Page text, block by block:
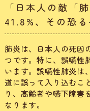
「日本人の敵「
41.8%、その恐る
肺炎は、日本人の死因
つです。特に、誤嚥性
います。誤嚥性肺炎は
道に誤って入り込むこ
り、高齢者や嚥下障害
なります。